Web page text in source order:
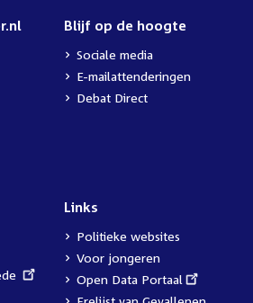
Blijf op de hoogte
Sociale media
E-mailattenderingen
Debat Direct
Links
Politieke websites
Voor jongeren
External
link:
Open Data Portaal